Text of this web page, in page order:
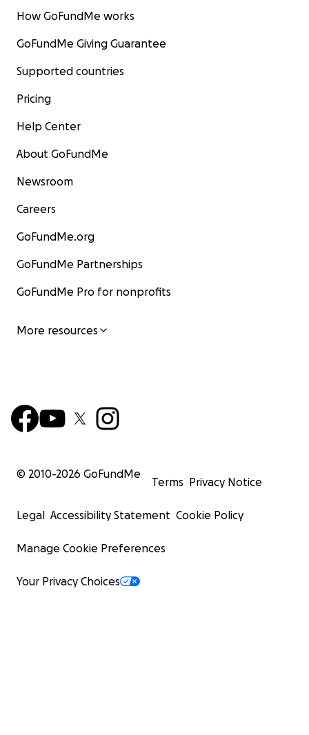
How GoFundMe works
GoFundMe Giving Guarantee
Supported countries
Pricing
Help Center
About GoFundMe
Newsroom
Careers
GoFundMe.org
GoFundMe Partnerships
GoFundMe Pro for nonprofits
More resources
© 2010-2026 GoFundMe
Terms Privacy Notice
Legal Accessibility Statement Cookie Policy
Manage Cookie Preferences
Your Privacy Choices